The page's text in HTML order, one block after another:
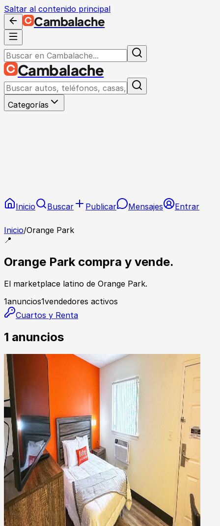
Saltar al contenido principal
Cambalache
Cambalache
Categorías
Inicio Buscar Publicar Mensajes Entrar
Inicio/Orange Park
📍
Orange Park compra y vende.
El marketplace latino de Orange Park.
1anuncios1vendedores activos
Cuartos y Renta
1 anuncios